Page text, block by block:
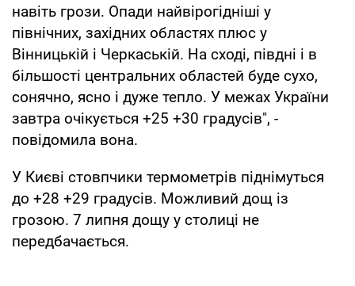
навіть грози. Опади найвірогідніші у
північних, західних областях плюс у
Вінницькій і Черкаській. На сході, півдні і в
більшості центральних областей буде сухо,
сонячно, ясно і дуже тепло. У межах України
завтра очікується +25 +30 градусів", -
повідомила вона.
У Києві стовпчики термометрів піднімуться
до +28 +29 градусів. Можливий дощ із
грозою. 7 липня дощу у столиці не
передбачається.